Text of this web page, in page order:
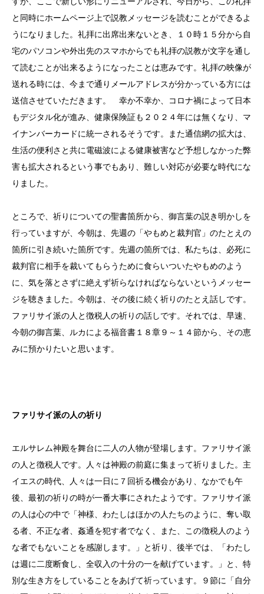
と同時にホームページ上で説教メッセージを読むことができるよ
うになりました。礼拝に出席出来ないとき、１０時１５分から自
宅のパソコンや外出先のスマホからでも礼拝の説教が文字を通し
て読むことが出来るようになったことは恵みです。礼拝の映像が
送れる時には、今まで通りメールアドレスが分かっている方には
送信させていただきます。 幸か不幸か、コロナ禍によって日本
もデジタル化が進み、健康保険証も２０２４年には無くなり、マ
イナンバーカードに統一されるそうです。また通信網の拡大は、
生活の便利さと共に電磁波による健康被害など予想しなかった弊
害も拡大されるという事でもあり、難しい対応が必要な時代にな
りました。
ところで、祈りについての聖書箇所から、御言葉の説き明かしを
行っていますが、今朝は、先週の「やもめと裁判官」のたとえの
箇所に引き続いた箇所です。先週の箇所では、私たちは、必死に
裁判官に相手を裁いてもらうために食らいついたやもめのよう
に、気を落とさずに絶えず祈らなければならないというメッセー
ジを聴きました。今朝は、その後に続く祈りのたとえ話しです。
ファリサイ派の人と徴税人の祈りの話しです。それでは、早速、
今朝の御言葉、ルカによる福音書１８章９～１４節から、その恵
みに預かりたいと思います。
ファリサイ派の人の祈り
エルサレム神殿を舞台に二人の人物が登場します。ファリサイ派
の人と徴税人です。人々は神殿の前庭に集まって祈りました。主
イエスの時代、人々は一日に７回祈る機会があり、なかでも午
後、最初の祈りの時が一番大事にされたようです。ファリサイ派
の人は心の中で「神様、わたしはほかの人たちのように、奪い取
る者、不正な者、姦通を犯す者でなく、また、この徴税人のよう
な者でもないことを感謝します。」と祈り、後半では、「わたし
は週に二度断食し、全収入の十分の一を献げています。」と、特
別な生き方をしていることをあげて祈っています。９節に「自分